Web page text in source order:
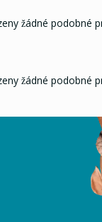
žádné podobné
žádné podobné